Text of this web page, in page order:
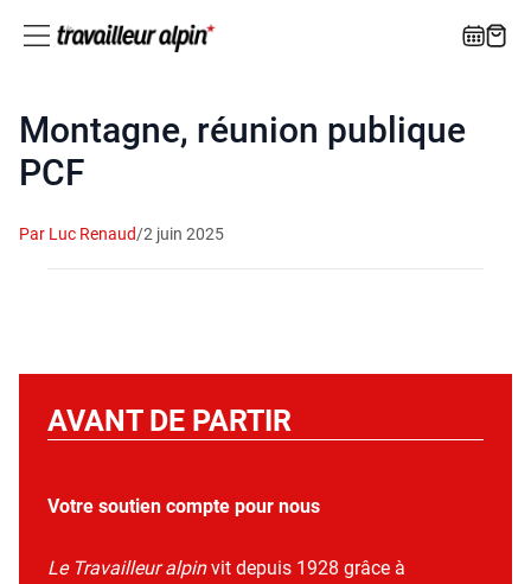
Montagne, réunion publique
PCF
Par Luc Renaud/2 juin 2025
AVANT DE PARTIR
Votre soutien compte pour nous
Le Travailleur alpinvit depuis 1928 grâce à